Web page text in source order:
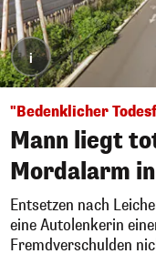
i
"Bedenklicher
Mann liegt
Mordalarm
Entsetzen nach
eine Autolenkerin
Fremdverschulden